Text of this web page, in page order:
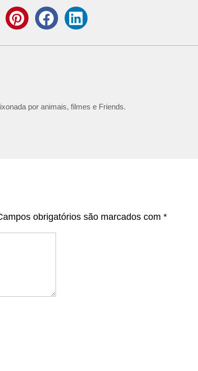
por animais, filmes e Friends.
obrigatórios são marcados com *